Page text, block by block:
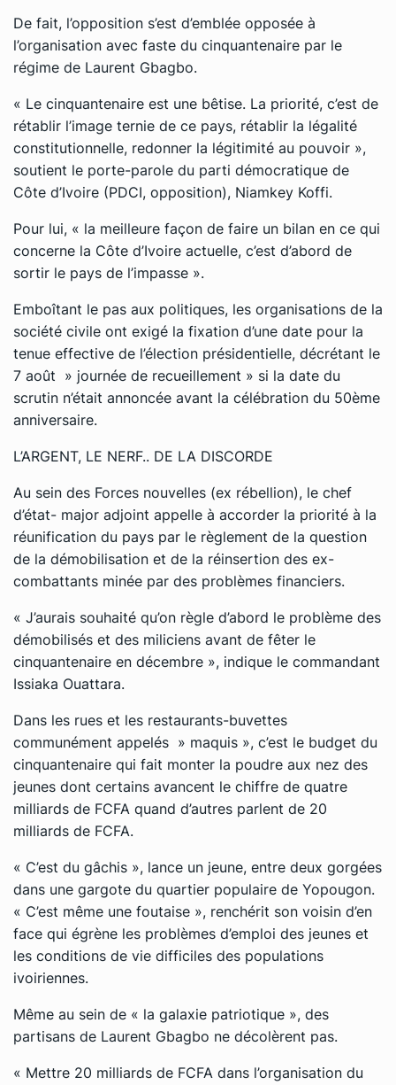
De fait, l’opposition s’est d’emblée opposée à
l’organisation avec faste du cinquantenaire par le
régime de Laurent Gbagbo.
« Le cinquantenaire est une bêtise. La priorité, c’est de
rétablir l’image ternie de ce pays, rétablir la légalité
constitutionnelle, redonner la légitimité au pouvoir »,
soutient le porte-parole du parti démocratique de
Côte d’Ivoire (PDCI, opposition), Niamkey Koffi.
Pour lui, « la meilleure façon de faire un bilan en ce qui
concerne la Côte d’Ivoire actuelle, c’est d’abord de
sortir le pays de l’impasse ».
Emboîtant le pas aux politiques, les organisations de la
société civile ont exigé la fixation d’une date pour la
tenue effective de l’élection présidentielle, décrétant le
7 août » journée de recueillement » si la date du
scrutin n’était annoncée avant la célébration du 50ème
anniversaire.
L’ARGENT, LE NERF.. DE LA DISCORDE
Au sein des Forces nouvelles (ex rébellion), le chef
d’état- major adjoint appelle à accorder la priorité à la
réunification du pays par le règlement de la question
de la démobilisation et de la réinsertion des ex-
combattants minée par des problèmes financiers.
« J’aurais souhaité qu’on règle d’abord le problème des
démobilisés et des miliciens avant de fêter le
cinquantenaire en décembre », indique le commandant
Issiaka Ouattara.
Dans les rues et les restaurants-buvettes
communément appelés » maquis », c’est le budget du
cinquantenaire qui fait monter la poudre aux nez des
jeunes dont certains avancent le chiffre de quatre
milliards de FCFA quand d’autres parlent de 20
milliards de FCFA.
« C’est du gâchis », lance un jeune, entre deux gorgées
dans une gargote du quartier populaire de Yopougon.
« C’est même une foutaise », renchérit son voisin d’en
face qui égrène les problèmes d’emploi des jeunes et
les conditions de vie difficiles des populations
ivoiriennes.
Même au sein de « la galaxie patriotique », des
partisans de Laurent Gbagbo ne décolèrent pas.
« Mettre 20 milliards de FCFA dans l’organisation du